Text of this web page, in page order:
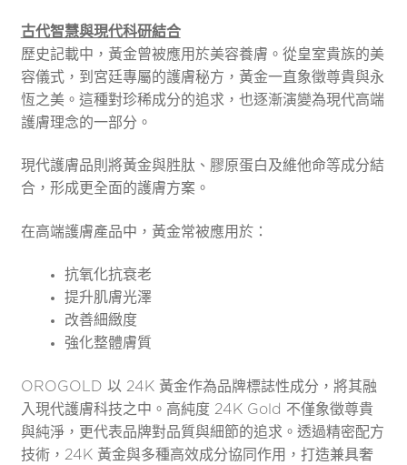
古代智慧與現代科研結合
歷史記載中，黃金曾被應用於美容養膚。從皇室貴族的美
容儀式，到宮廷專屬的護膚秘方，黃金一直象徵尊貴與永
恆之美。這種對珍稀成分的追求，也逐漸演變為現代高端
護膚理念的一部分。
現代護膚品則將黃金與胜肽、膠原蛋白及維他命等成分結
合，形成更全面的護膚方案。
在高端護膚產品中，黃金常被應用於：
抗氧化抗衰老
提升肌膚光澤
改善細緻度
強化整體膚質
OROGOLD 以 24K 黃金作為品牌標誌性成分，將其融
入現代護膚科技之中。高純度 24K Gold 不僅象徵尊貴
與純淨，更代表品牌對品質與細節的追求。透過精密配方
技術，24K 黃金與多種高效成分協同作用，打造兼具奢